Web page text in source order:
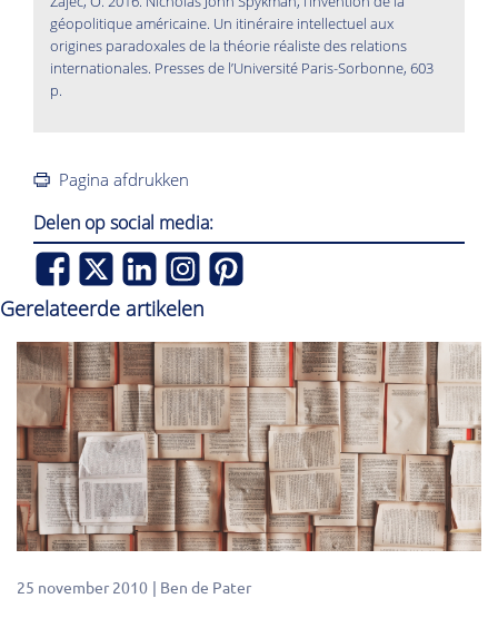
géopolitique américaine. Un itinéraire intellectuel aux
origines paradoxales de la théorie réaliste des relations
internationales. Presses de l’Université Paris-Sorbonne, 603
p.
Pagina afdrukken
Delen op social media:
Gerelateerde artikelen
25 november 2010 Ben de Pater